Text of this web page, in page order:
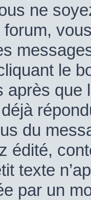
ne
le
après que
déjà
du
édité,
texte
par un